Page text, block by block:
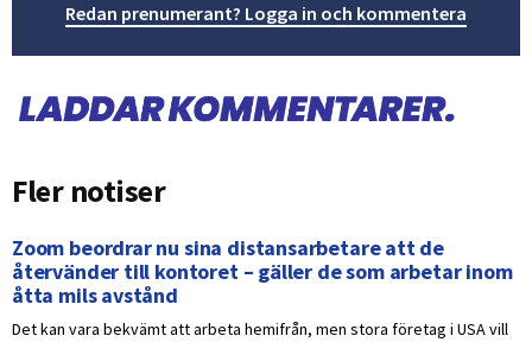
Redan prenumerant? Logga in och kommentera
Fler notiser
Zoom beordrar nu sina distansarbetare att de
återvänder till kontoret – gäller de som arbetar inom
åtta mils avstånd
Det kan vara bekvämt att arbeta hemifrån, men stora företag i USA vill